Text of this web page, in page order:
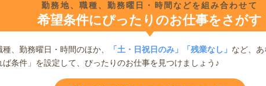
勤務地、職種、勤務曜日・時間などを組み合わせて
希望条件にぴったりのお仕事をさがす
、勤務曜日・時間のほか、 「土・日祝日のみ」「残業なし」 など、あ
ば条件」を設定して、ぴったりのお仕事を見つけましょう♪